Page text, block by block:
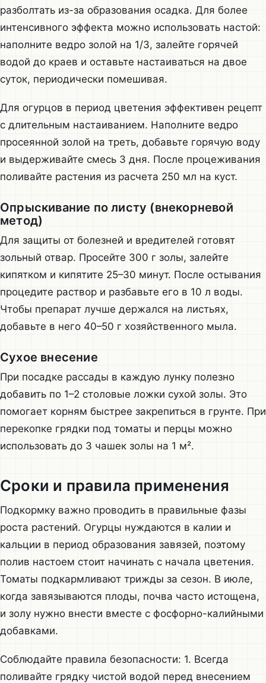
разболтать из-за образования осадка. Для более
интенсивного эффекта можно использовать настой:
наполните ведро золой на 1/3, залейте горячей
водой до краев и оставьте настаиваться на двое
суток, периодически помешивая.
Для огурцов в период цветения эффективен рецепт
с длительным настаиванием. Наполните ведро
просеянной золой на треть, добавьте горячую воду
и выдерживайте смесь 3 дня. После процеживания
поливайте растения из расчета 250 мл на куст.
Опрыскивание по листу (внекорневой
метод)
Для защиты от болезней и вредителей готовят
зольный отвар. Просейте 300 г золы, залейте
кипятком и кипятите 25–30 минут. После остывания
процедите раствор и разбавьте его в 10 л воды.
Чтобы препарат лучше держался на листьях,
добавьте в него 40–50 г хозяйственного мыла.
Сухое внесение
При посадке рассады в каждую лунку полезно
добавить по 1–2 столовые ложки сухой золы. Это
помогает корням быстрее закрепиться в грунте. При
перекопке грядки под томаты и перцы можно
использовать до 3 чашек золы на 1 м².
Сроки и правила применения
Подкормку важно проводить в правильные фазы
роста растений. Огурцы нуждаются в калии и
кальции в период образования завязей, поэтому
полив настоем стоит начинать с начала цветения.
Томаты подкармливают трижды за сезон. В июле,
когда завязываются плоды, почва часто истощена,
и золу нужно внести вместе с фосфорно-калийными
добавками.
Соблюдайте правила безопасности: 1. Всегда
поливайте грядку чистой водой перед внесением